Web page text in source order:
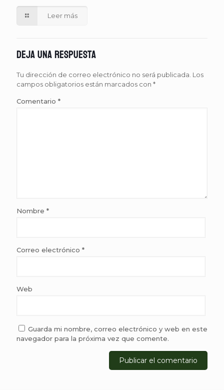
Leer más
Deja una respuesta
Tu dirección de correo electrónico no será publicada. Los
campos obligatorios están marcados con *
Comentario *
Nombre *
Correo electrónico *
Web
Guarda mi nombre, correo electrónico y web en este
navegador para la próxima vez que comente.